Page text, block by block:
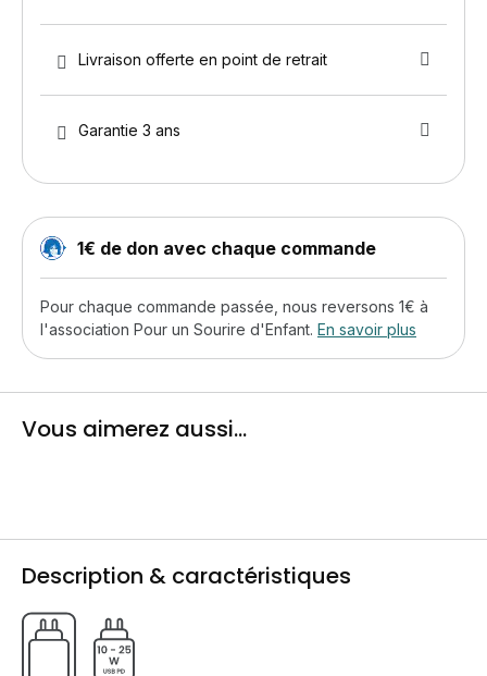
Livraison offerte en point de retrait
Garantie 3 ans
1€ de don avec chaque commande
Pour chaque commande passée, nous reversons 1€ à
l'association Pour un Sourire d'Enfant. En savoir plus
Vous aimerez aussi...
Description & caractéristiques